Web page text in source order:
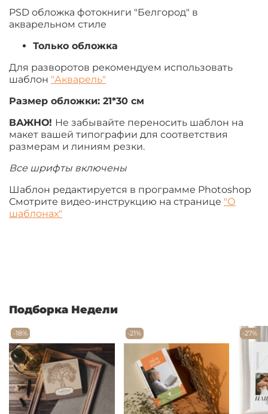
PSD обложка фотокниги "Белгород" в
акварельном стиле
Только обложка
Для разворотов рекомендуем использовать
шаблон "Акварель"
Размер обложки: 21*30 см
ВАЖНО! Не забывайте переносить шаблон на
макет вашей типографии для соответствия
размерам и линиям резки.
Все шрифты включены
Шаблон редактируется в программе Photoshop
Смотрите видео-инструкцию на странице "О
шаблонах"
Подборка Недели
-18% -21% -27%